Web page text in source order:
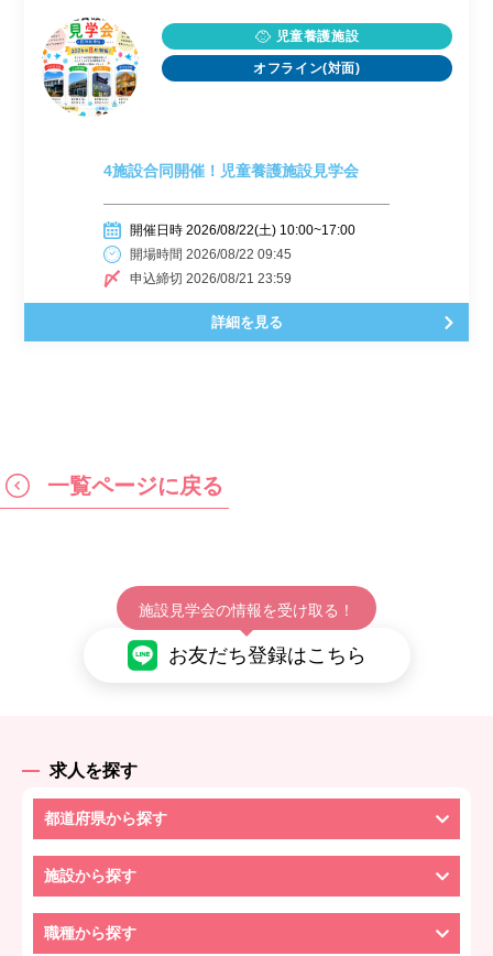
児童養護施設
オフライン(対面)
4施設合同開催！児童養護施設見学会
開催日時 2026/08/22(土) 10:00~17:00
開場時間 2026/08/22 09:45
申込締切 2026/08/21 23:59
詳細を見る
一覧ページに戻る
施設見学会の情報を受け取る！
お友だち登録はこちら
求人を探す
都道府県から探す
施設から探す
職種から探す